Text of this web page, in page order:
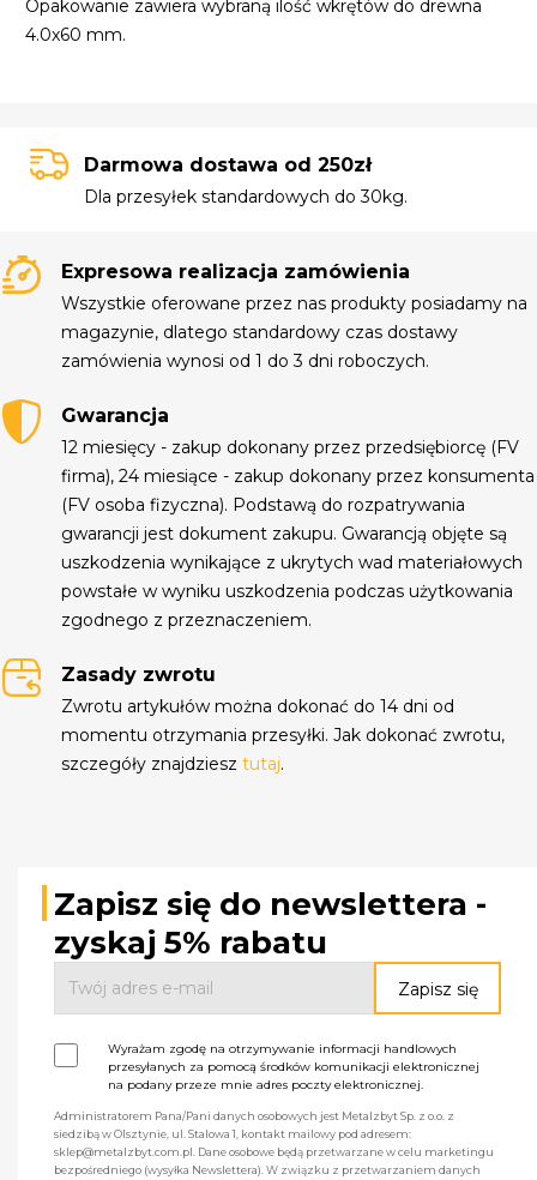
Opakowanie zawiera wybraną ilość wkrętów do drewna
4.0x60 mm.
Darmowa dostawa od 250zł
Dla przesyłek standardowych do 30kg.
Expresowa realizacja zamówienia
Wszystkie oferowane przez nas produkty posiadamy na
magazynie, dlatego standardowy czas dostawy
zamówienia wynosi od 1 do 3 dni roboczych.
Gwarancja
12 miesięcy - zakup dokonany przez przedsiębiorcę (FV
firma), 24 miesiące - zakup dokonany przez konsumenta
(FV osoba fizyczna). Podstawą do rozpatrywania
gwarancji jest dokument zakupu. Gwarancją objęte są
uszkodzenia wynikające z ukrytych wad materiałowych
powstałe w wyniku uszkodzenia podczas użytkowania
zgodnego z przeznaczeniem.
Zasady zwrotu
Zwrotu artykułów można dokonać do 14 dni od
momentu otrzymania przesyłki. Jak dokonać zwrotu,
szczegóły znajdziesztutaj.
Zapisz się do newslettera -
zyskaj 5% rabatu
Wyrażam zgodę na otrzymywanie informacji handlowych
przesyłanych za pomocą środków komunikacji elektronicznej
na podany przeze mnie adres poczty elektronicznej.
Administratorem Pana/Pani danych osobowych jest Metalzbyt Sp. z o.o. z
siedzibą w Olsztynie, ul. Stalowa 1, kontakt mailowy pod adresem:
sklep@metalzbyt.com.pl. Dane osobowe będą przetwarzane w celu marketingu
bezpośredniego (wysyłka Newslettera). W związku z przetwarzaniem danych